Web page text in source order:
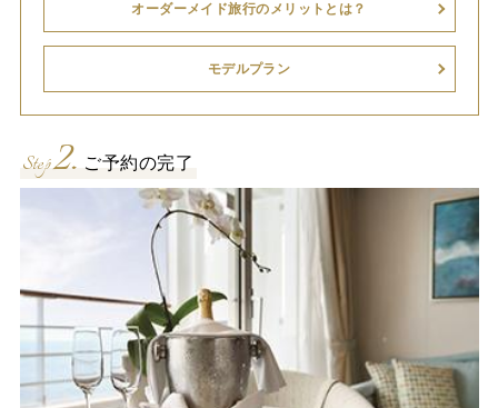
オーダーメイド旅行のメリットとは？
モデルプラン
Step2. ご予約の完了